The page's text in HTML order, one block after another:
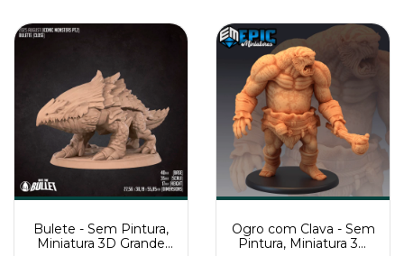
Bulete - Sem Pintura,
Miniatura 3D Grande
Ogro com Clava - Sem
Pintura, Miniatura 3D